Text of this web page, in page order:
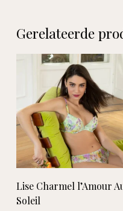
Geen
Gerelateerde
Lees verder
Lise Charmel l’Amour
Soleil